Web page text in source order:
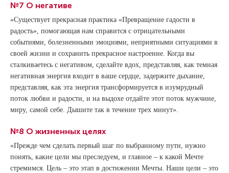
№7 О негативе
«Существует прекрасная практика «Превращение гадости в
радость», помогающая нам справится с отрицательными
событиями, болезненными эмоциями, неприятными ситуациями в
своей жизни и сохранить прекрасное настроение. Когда вы
сталкиваетесь с негативом, сделайте вдох, представляя, как темная
негативная энергия входит в ваше сердце, задержите дыхание,
представляя, как эта энергия трансформируется в изумрудный
поток любви и радости, и на выдохе отдайте этот поток мужчине,
миру, самой себе. Дышите так в течение трех минут».
№8 О жизненных целях
«Прежде чем сделать первый шаг по выбранному пути, нужно
понять, какие цели мы преследуем, и главное – к какой Мечте
стремимся. Цель – это этап в достижении Мечты. Наши цели – это